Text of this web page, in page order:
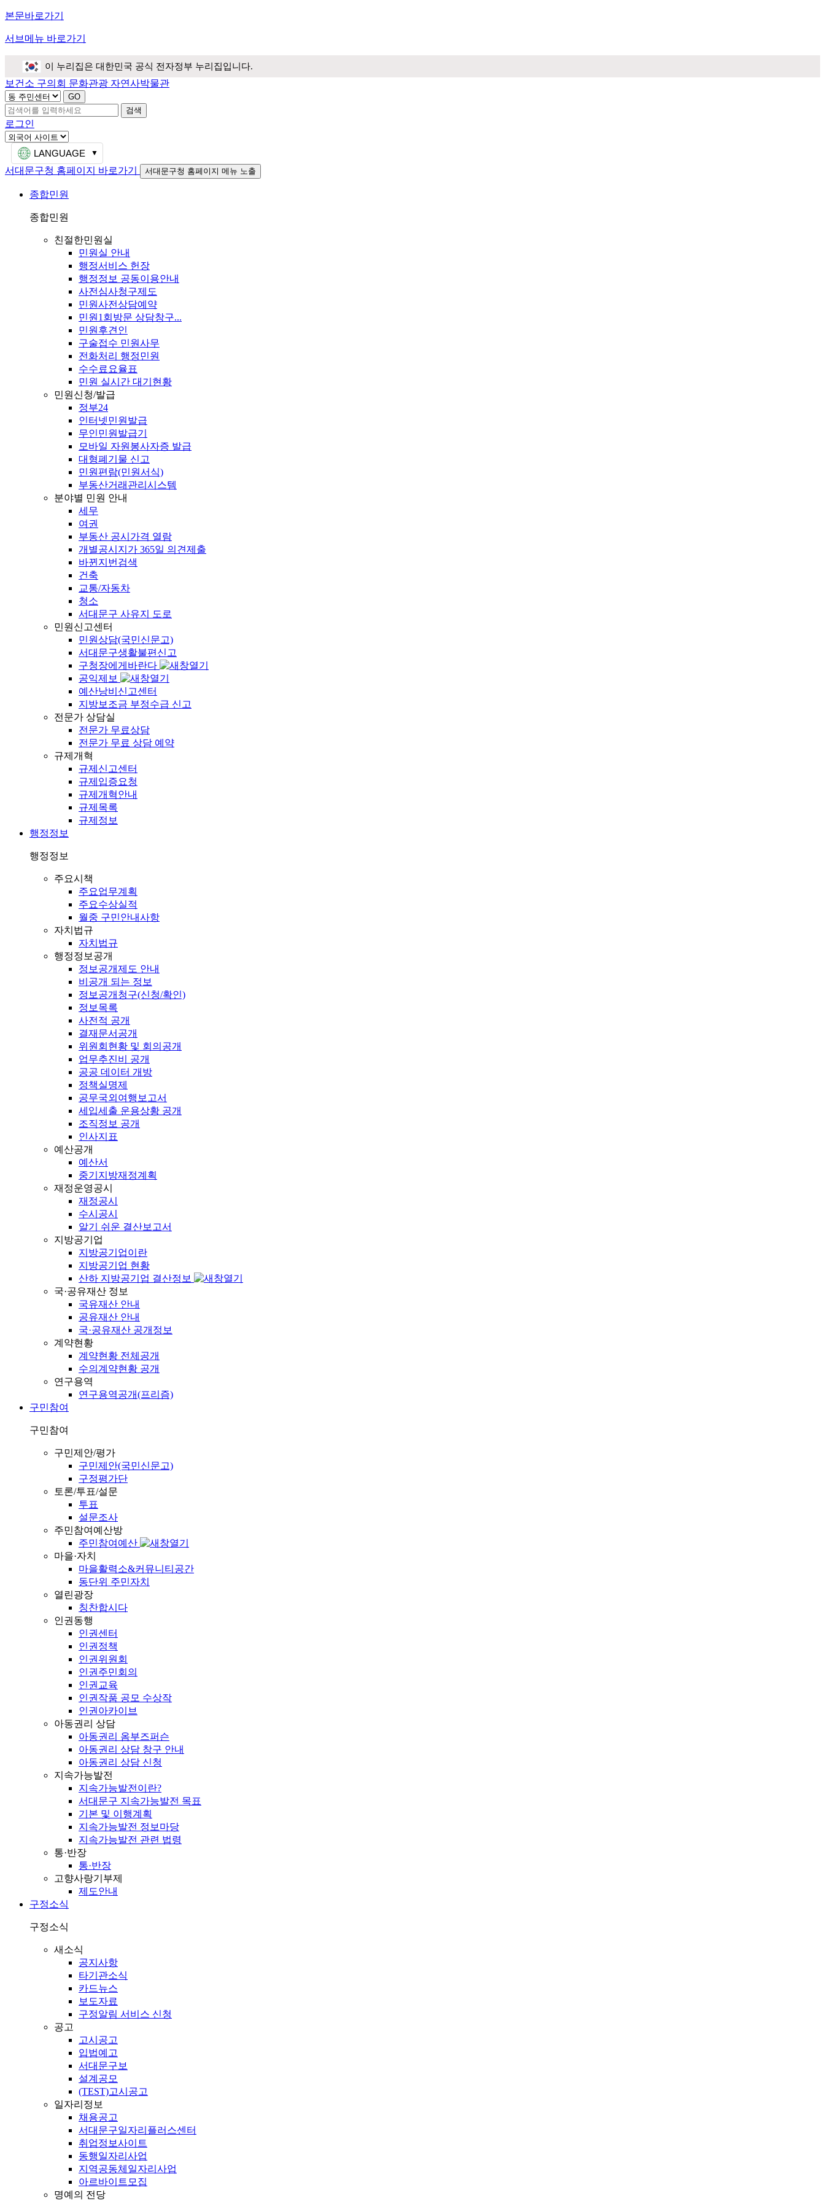
본문바로가기
서브메뉴 바로가기
이 누리집은 대한민국 공식 전자정부 누리집입니다.
보건소 구의회 문화관광 자연사박물관
검색
로그인
LANGUAGE
서대문구청 홈페이지 바로가기
서대문구청 홈페이지 메뉴 노출
종합민원
종합민원
친절한민원실
민원실 안내
행정서비스 헌장
행정정보 공동이용안내
사전심사청구제도
민원사전상담예약
민원1회방문 상담창구...
민원후견인
구술접수 민원사무
전화처리 행정민원
수수료요율표
민원 실시간 대기현황
민원신청/발급
정부24
인터넷민원발급
무인민원발급기
모바일 자원봉사자증 발급
대형폐기물 신고
민원편람(민원서식)
부동산거래관리시스템
분야별 민원 안내
세무
여권
부동산 공시가격 열람
개별공시지가 365일 의견제출
바뀐지번검색
건축
교통/자동차
청소
서대문구 사유지 도로
민원신고센터
민원상담(국민신문고)
서대문구생활불편신고
구청장에게바란다
공익제보
예산낭비신고센터
지방보조금 부정수급 신고
전문가 상담실
전문가 무료상담
전문가 무료 상담 예약
규제개혁
규제신고센터
규제입증요청
규제개혁안내
규제목록
규제정보
행정정보
행정정보
주요시책
주요업무계획
주요수상실적
월중 구민안내사항
자치법규
자치법규
행정정보공개
정보공개제도 안내
비공개 되는 정보
정보공개청구(신청/확인)
정보목록
사전적 공개
결재문서공개
위원회현황 및 회의공개
업무추진비 공개
공공 데이터 개방
정책실명제
공무국외여행보고서
세입세출 운용상황 공개
조직정보 공개
인사지표
예산공개
예산서
중기지방재정계획
재정운영공시
재정공시
수시공시
알기 쉬운 결산보고서
지방공기업
지방공기업이란
지방공기업 현황
산하 지방공기업 결산정보
국·공유재산 정보
국유재산 안내
공유재산 안내
국·공유재산 공개정보
계약현황
계약현황 전체공개
수의계약현황 공개
연구용역
연구용역공개(프리즘)
구민참여
구민참여
구민제안/평가
구민제안(국민신문고)
구정평가단
토론/투표/설문
투표
설문조사
주민참여예산방
주민참여예산
마을·자치
마을활력소&커뮤니티공간
동단위 주민자치
열린광장
칭찬합시다
인권동행
인권센터
인권정책
인권위원회
인권주민회의
인권교육
인권작품 공모 수상작
인권아카이브
아동권리 상담
아동권리 옴부즈퍼슨
아동권리 상담 창구 안내
아동권리 상담 신청
지속가능발전
지속가능발전이란?
서대문구 지속가능발전 목표
기본 및 이행계획
지속가능발전 정보마당
지속가능발전 관련 법령
통·반장
통·반장
고향사랑기부제
제도안내
구정소식
구정소식
새소식
공지사항
타기관소식
카드뉴스
보도자료
구정알림 서비스 신청
공고
고시공고
입법예고
서대문구보
설계공모
(TEST)고시공고
일자리정보
채용공고
서대문구일자리플러스센터
취업정보사이트
동행일자리사업
지역공동체일자리사업
아르바이트모집
명예의 전당